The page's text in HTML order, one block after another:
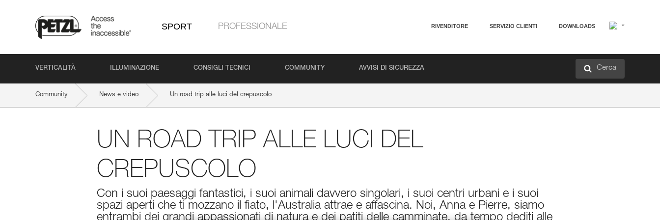
SPORT PROFESSIONALE RIVENDITORE SERVIZIO CLIENTI DOWNLOADS
VERTICALITÀ ILLUMINAZIONE CONSIGLI TECNICI COMMUNITY AVVISI DI SICUREZZA Cerca
Community News e video Un road trip alle luci del crepuscolo
UN ROAD TRIP ALLE LUCI DEL
CREPUSCOLO
Con i suoi paesaggi fantastici, i suoi animali davvero singolari, i suoi centri urbani e i suoi
spazi aperti che ti mozzano il fiato, l'Australia attrae e affascina. Noi, Anna e Pierre, siamo